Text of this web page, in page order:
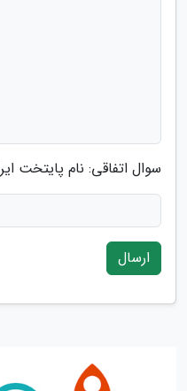
سوال اتفاقی: نام پایتخت
ارسال